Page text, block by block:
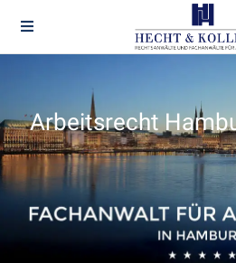
Arbeitsrecht